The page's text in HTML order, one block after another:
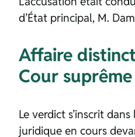
d’État principal, M.
Affaire
Cour suprême
Le verdict s’inscrit
juridique en cours